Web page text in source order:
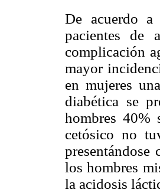
De acuerdo a
pacientes de
complicación
mayor
en mujeres
diabética se
hombres 40%
cetósico no
los hombres
la acidosis